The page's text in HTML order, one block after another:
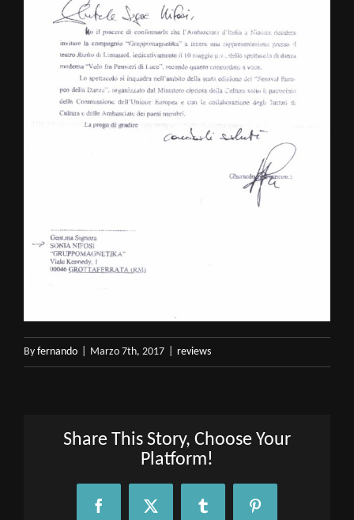
By fernando Marzo 7th, 2017 reviews
Share This Story, Choose Your
Platform!
FacebookX Tumblr Pinterest